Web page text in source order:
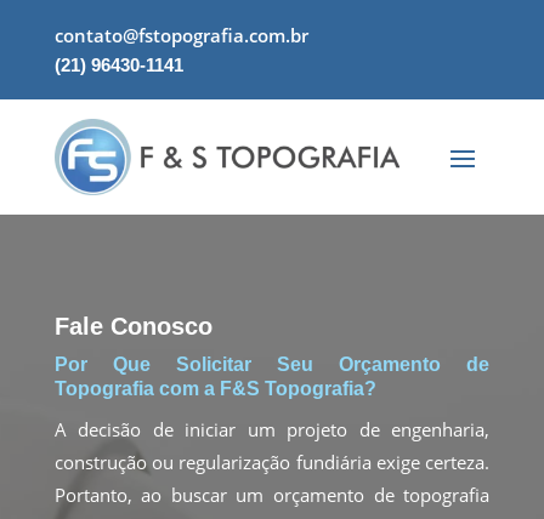
contato@fstopografia.com.br
(21) 96430-1141
Fale Conosco
Por Que Solicitar Seu Orçamento de
Topografia com a F&S Topografia?
A decisão de iniciar um projeto de engenharia,
construção ou regularização fundiária exige certeza.
Portanto, ao buscar um orçamento de topografia